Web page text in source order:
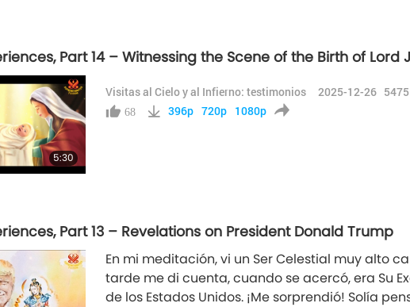
Part 14 – Witnessing the Scene of the Birth of Lord
5:30
Visitas al Cielo y al Infierno: testimonios 2025-12-26 5475
68 396p 720p 1080p
Part 13 – Revelations on President Donald Trump
En mi meditación, vi un Ser Celestial muy alto
tarde me di cuenta, cuando se acercó, era Su
de los Estados Unidos. ¡Me sorprendió! Solía